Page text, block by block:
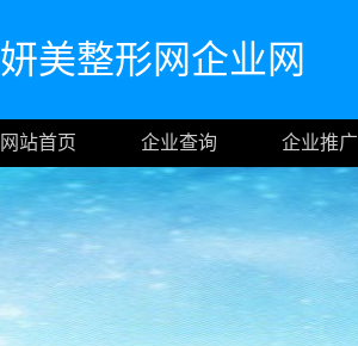
妍美整形网企业网
网站首页 企业查询 企业推广